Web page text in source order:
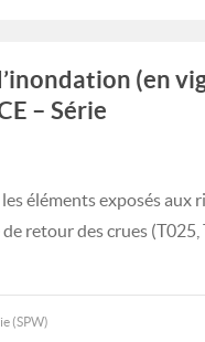
(en
– Série
éléments exposés aux
retour des crues (T025,
(SPW)